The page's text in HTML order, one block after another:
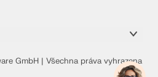
GmbH | Všechna práva vyhrazena